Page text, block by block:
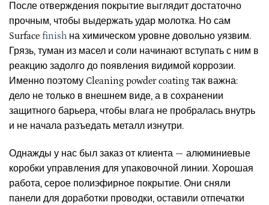
После отверждения покрытие выглядит достаточно
прочным, чтобы выдержать удар молотка. Но сам
Surface finish на химическом уровне довольно уязвим.
Грязь, туман из масел и соли начинают вступать с ним в
реакцию задолго до появления видимой коррозии.
Именно поэтому Cleaning powder coating так важна:
дело не только в внешнем виде, а в сохранении
защитного барьера, чтобы влага не пробралась внутрь
и не начала разъедать металл изнутри.
Однажды у нас был заказ от клиента — алюминиевые
коробки управления для упаковочной линии. Хорошая
работа, серое полиэфирное покрытие. Они сняли
панели для доработки проводки, оставили отпечатки